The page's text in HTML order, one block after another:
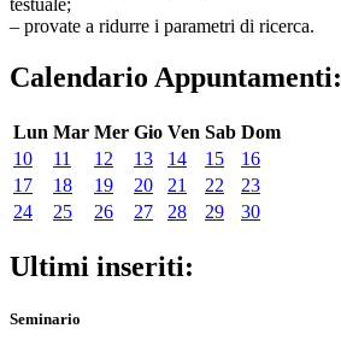
testuale;
– provate a ridurre i parametri di ricerca.
Calendario Appuntamenti:
Lun Mar Mer Gio Ven Sab Dom
10
11 12 13 14 15
16
17
18 19 20 21 22
23
24
25 26 27 28 29 30
Ultimi inseriti:
Seminario